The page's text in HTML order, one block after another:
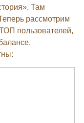
Там
рассмотрим
пользователей,